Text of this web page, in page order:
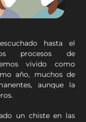
hasta el
procesos de
vivido como
año, muchos de
aunque la
un chiste en las